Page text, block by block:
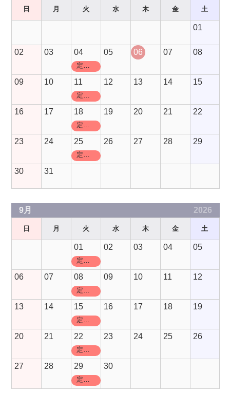
日 月 火 水 木 金 土
01
02 03 04
定休日
05 06 07 08
09 10 11
定休日
12 13 14 15
16 17 18
定休日
19 20 21 22
23 24 25
定休日
26 27 28 29
30 31
9月 2026
日 月 火 水 木 金 土
01
定休日
02 03 04 05
06 07 08
定休日
09 10 11 12
13 14 15
定休日
16 17 18 19
20 21 22
定休日
23 24 25 26
27 28 29
定休日
30